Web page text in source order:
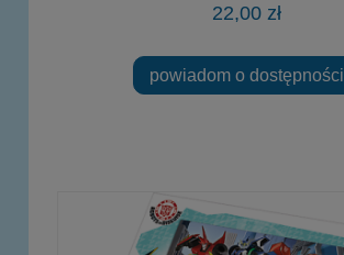
22,00 zł
powiadom o dostępności